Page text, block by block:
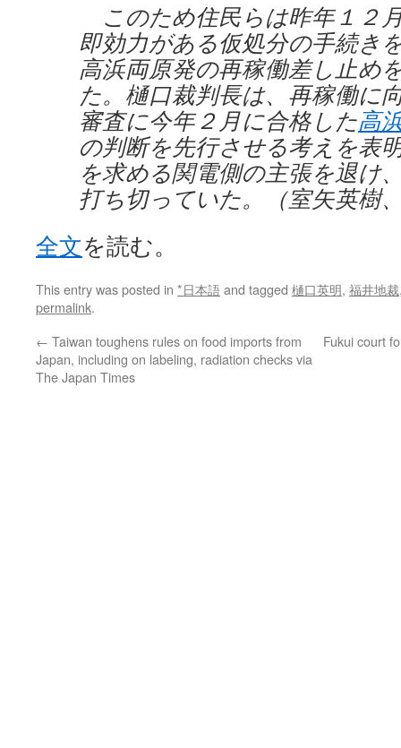
このため住民らは昨年１２
即効力がある仮処分の手続き
高浜両原発の再稼働差し止め
た。樋口裁判長は、再稼働に
審査に今年２月に合格した高
の判断を先行させる考えを表
を求める関電側の主張を退け
打ち切っていた。（室矢英樹
全文を読む。
This entry was posted in *日本語and tagged 樋口英明, 福井地裁
permalink.
← Taiwan toughens rules on food imports from
Japan, including on labeling, radiation checks via
The Japan Times
Fukui court